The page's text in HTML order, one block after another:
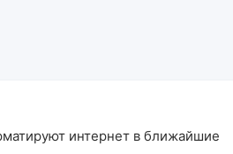
интернет в ближайшие